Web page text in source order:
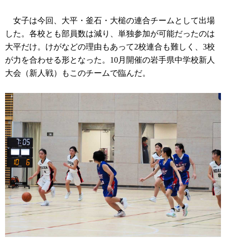
女子は今回、大平・釜石・大槌の連合チームとして出場
した。各校とも部員数は減り、単独参加が可能だったのは
大平だけ。けがなどの理由もあって2校連合も難しく、3校
が力を合わせる形となった。10月開催の岩手県中学校新人
大会（新人戦）もこのチームで臨んだ。